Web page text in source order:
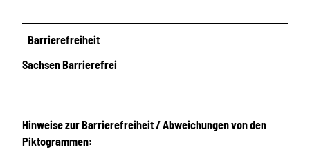
Barrierefreiheit
Sachsen Barrierefrei
Hinweise zur Barrierefreiheit / Abweichungen von den
Piktogrammen: